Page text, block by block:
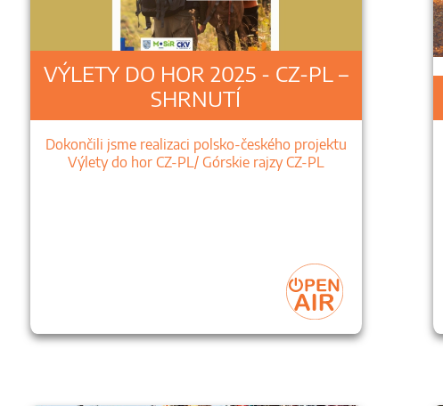
VÝLETY DO HOR 2025 - CZ-PL –
SHRNUTÍ
Dokončili jsme realizaci polsko-českého projektu
Výlety do hor CZ-PL/ Górskie rajzy CZ-PL